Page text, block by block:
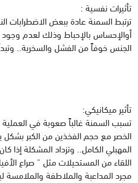
تأثيرات نفسية :
ترتبط السمنة عادة ببعض الاضطرابات
أوالإحساس بالإحباط وذلك لعدم
الجنس خوفاً من الفشل والسخرية..
تأثير ميكانيكي:
تسبب السمنة غالباً صعوبة في
الخصر مع حجم الفخذين من الكبر بشكل
المهبلي الكامل.. وتزداد المشكلة إذا
اللقاء من المستحيلات مثل ” صراع
مجرد المداعبة والملاطفة والملامسة